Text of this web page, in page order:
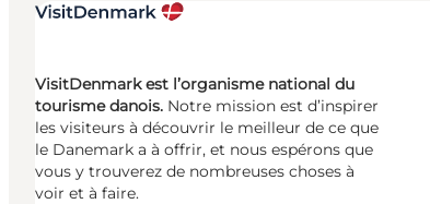
VisitDenmark est l’organisme national du
tourisme danois. Notre mission est d’inspirer
les visiteurs à découvrir le meilleur de ce que
le Danemark a à offrir, et nous espérons que
vous y trouverez de nombreuses choses à
voir et à faire.